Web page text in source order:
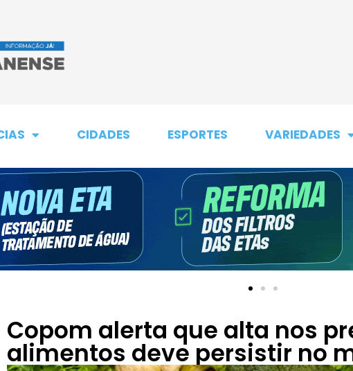
CIDADES ESPORTES VARIEDADES
Copom alerta que alta nos
alimentos deve persistir no